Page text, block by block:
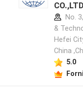
No.
&
Hefei
China
5.0